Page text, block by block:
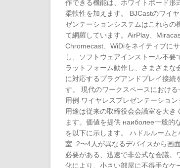
作できる機能は、ホワイトボード形
柔軟性を加えます。 BJCastのワイ
ゼンテーションシステムはこれらの
て網羅しています。AirPlay、
Chromecast、WiDiをネイティブに
し、ソフトウェアインストール不要
ラットフォーム動作し、さまざまな
に対応するプラグアンドプレイ接続
す。 現代のワークスペースにおける
用例 ワイヤレスプレゼンテーショ
用途は従来の取締役会会議室を大き
ます。価値を提供 наиболее一般的
を以下に示します。 ハドルルームと
室: 2〜4人が異なるデバイスから画
必要がある、迅速で非公式な会議。
化により、小さい部屋に不得手なケ